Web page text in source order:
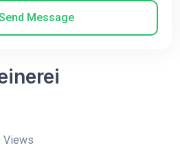
Message
Views